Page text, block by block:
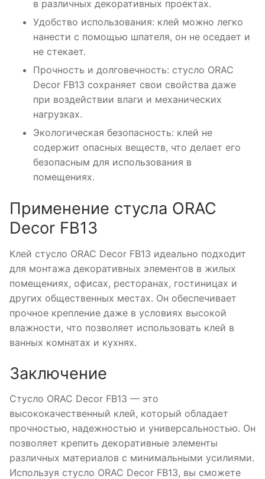
в различных декоративных проектах.
Удобство использования: клей можно легко
нанести с помощью шпателя, он не оседает и
не стекает.
Прочность и долговечность: стусло ORAC
Decor FB13 сохраняет свои свойства даже
при воздействии влаги и механических
нагрузках.
Экологическая безопасность: клей не
содержит опасных веществ, что делает его
безопасным для использования в
помещениях.
Применение стусла ORAC
Decor FB13
Клей стусло ORAC Decor FB13 идеально подходит
для монтажа декоративных элементов в жилых
помещениях, офисах, ресторанах, гостиницах и
других общественных местах. Он обеспечивает
прочное крепление даже в условиях высокой
влажности, что позволяет использовать клей в
ванных комнатах и кухнях.
Заключение
Стусло ORAC Decor FB13 — это
высококачественный клей, который обладает
прочностью, надежностью и универсальностью. Он
позволяет крепить декоративные элементы
различных материалов с минимальными усилиями.
Используя стусло ORAC Decor FB13, вы сможете